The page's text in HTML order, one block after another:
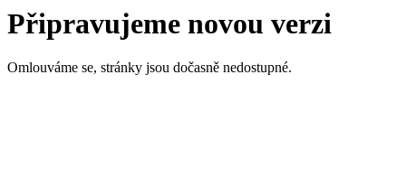
Připravujeme novou verzi
Omlouváme se, stránky jsou dočasně nedostupné.